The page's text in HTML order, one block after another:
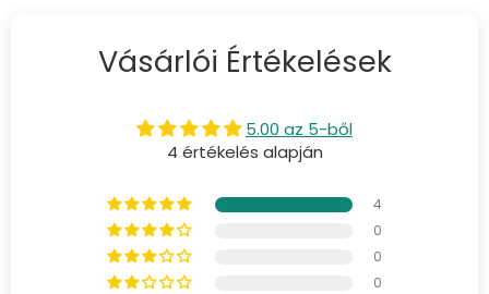
Vásárlói Értékelések
5.00 az 5-ből
4 értékelés alapján
4
0
0
0